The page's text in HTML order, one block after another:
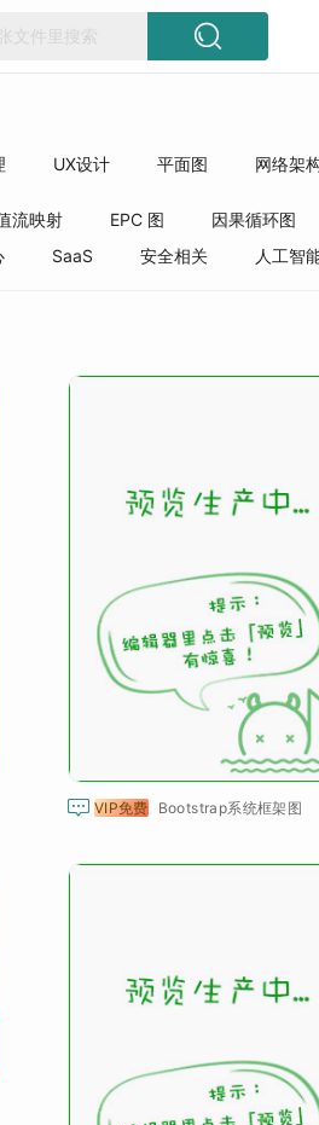

UX设计 平面图 网络架
流映射 EPC 图 因果循环图
SaaS 安全相关 人工智
 VIP免费 Bootstrap系统框架图